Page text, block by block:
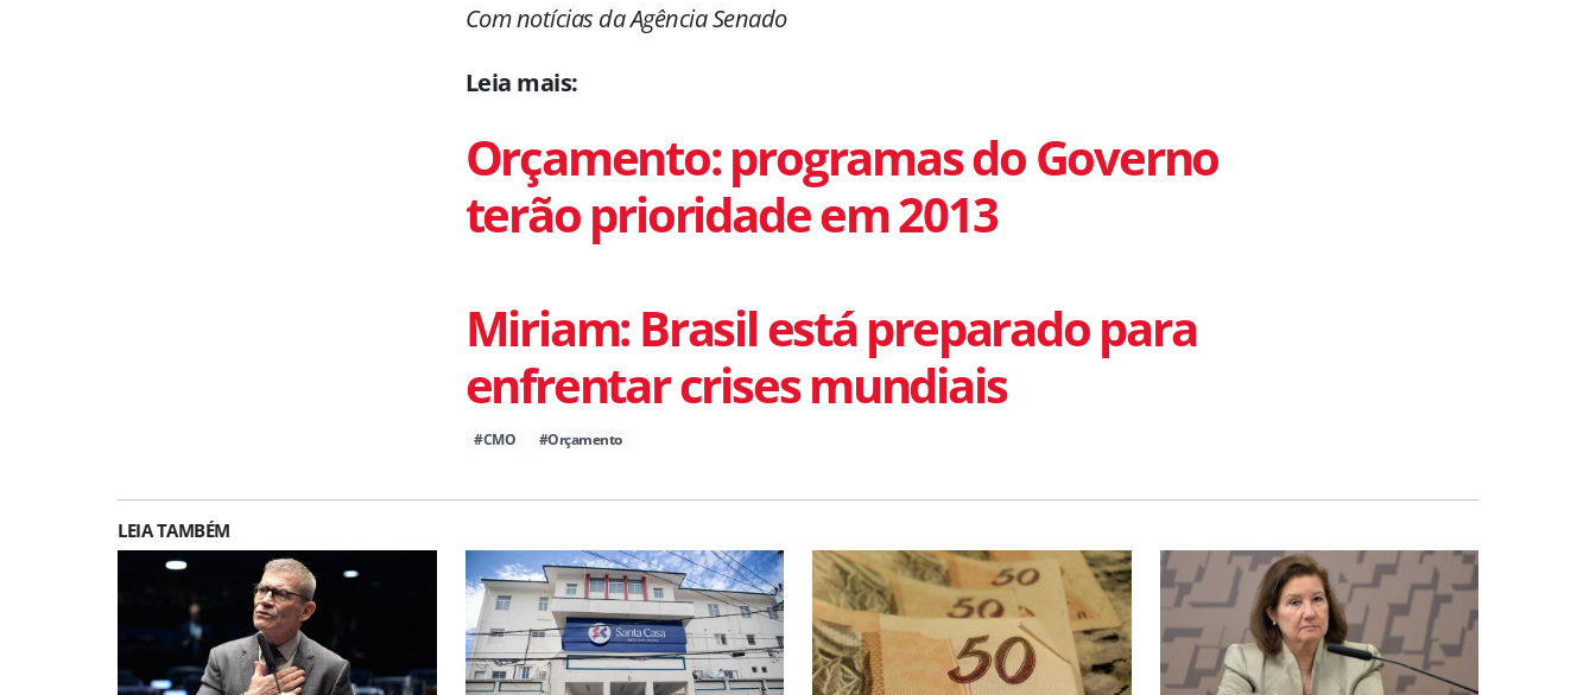
Com notícias da Agência Senado
Leia mais:
Orçamento: programas do Governo
terão prioridade em 2013
Miriam: Brasil está preparado para
enfrentar crises mundiais
#CMO #Orçamento
LEIA TAMBÉM